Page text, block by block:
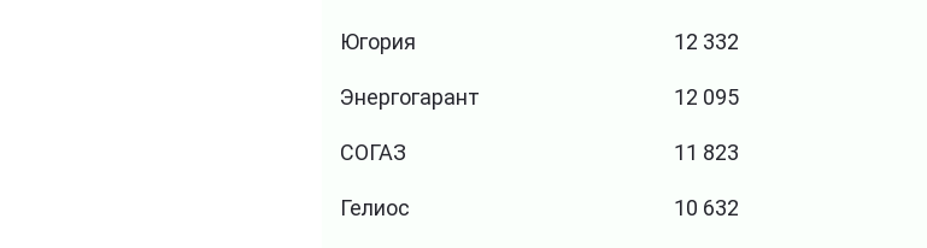
Югория 12 332
Энергогарант 12 095
СОГАЗ 11 823
Гелиос 10 632